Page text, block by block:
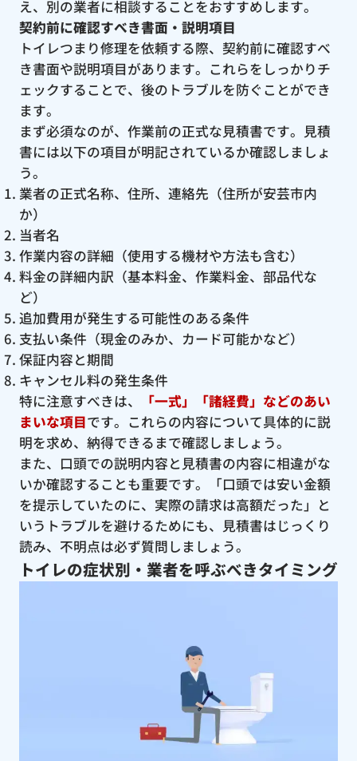
え、別の業者に相談することをおすすめします。
契約前に確認すべき書面・説明項目
トイレつまり修理を依頼する際、契約前に確認すべ
き書面や説明項目があります。これらをしっかりチ
ェックすることで、後のトラブルを防ぐことができ
ます。
まず必須なのが、作業前の正式な見積書です。見積
書には以下の項目が明記されているか確認しましょ
う。
業者の正式名称、住所、連絡先（住所が安芸市内
か）
当者名
作業内容の詳細（使用する機材や方法も含む）
料金の詳細内訳（基本料金、作業料金、部品代な
ど）
追加費用が発生する可能性のある条件
支払い条件（現金のみか、カード可能かなど）
保証内容と期間
キャンセル料の発生条件
特に注意すべきは、
「一式」「諸経費」などのあい
まいな項目です。これらの内容について具体的に説
明を求め、納得できるまで確認しましょう。
また、口頭での説明内容と見積書の内容に相違がな
いか確認することも重要です。「口頭では安い金額
を提示していたのに、実際の請求は高額だった」と
いうトラブルを避けるためにも、見積書はじっくり
読み、不明点は必ず質問しましょう。
トイレの症状別・業者を呼ぶべきタイミング